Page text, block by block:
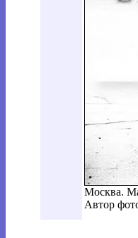
Москва.
Автор